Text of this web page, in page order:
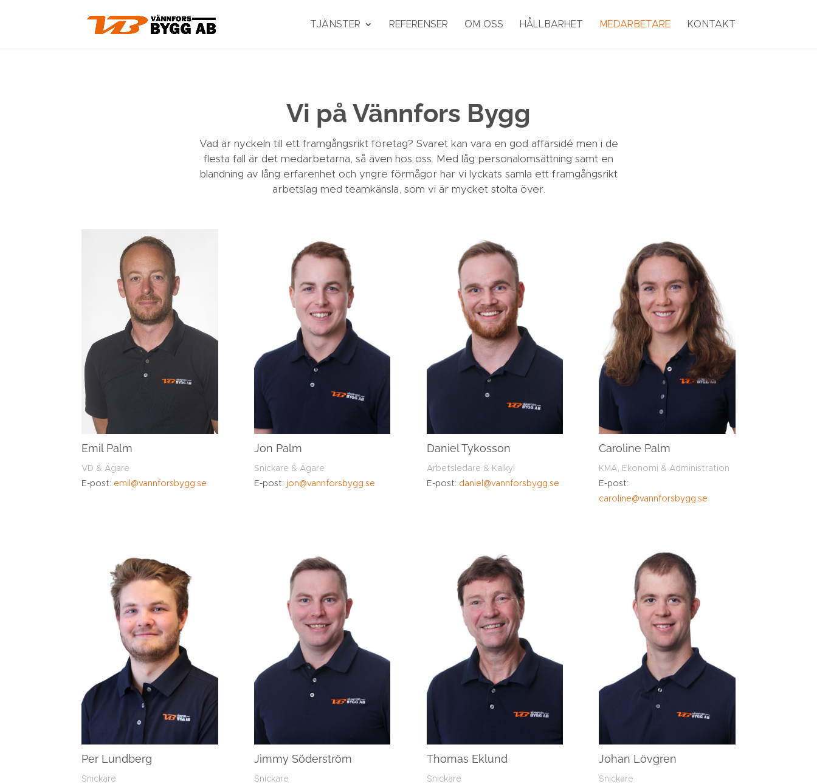
TJÄNSTER REFERENSER OM OSS HÅLLBARHET MEDARBETARE KONTAKT
Vi på Vännfors Bygg
Vad är nyckeln till ett framgångsrikt företag? Svaret kan vara en god affärsidé men i de
flesta fall är det medarbetarna, så även hos oss. Med låg personalomsättning samt en
blandning av lång erfarenhet och yngre förmågor har vi lyckats samla ett framgångsrikt
arbetslag med teamkänsla, som vi är mycket stolta över.
Emil Palm
VD & Ägare
E-post: emil@vannforsbygg.se
Jon Palm
Snickare & Ägare
E-post: jon@vannforsbygg.se
Daniel Tykosson
Arbetsledare & Kalkyl
E-post: daniel@vannforsbygg.se
Caroline Palm
KMA, Ekonomi & Administration
E-post:
caroline@vannforsbygg.se
Per Lundberg
Snickare
Jimmy Söderström
Snickare
Thomas Eklund
Snickare
Johan Lövgren
Snickare